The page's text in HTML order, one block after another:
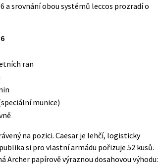
a srovnání obou systémů leccos prozradí o
ran
munice)
na pozici. Caesar je lehčí, logisticky
si pro vlastní armádu pořizuje 52 kusů.
Archer papírově výraznou dosahovou výhodu: